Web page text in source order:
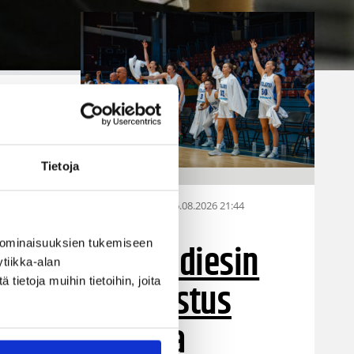
Tietoja
tukemiseen
alan
tietoja muihin tietoihin, joita
06.08.2026 21:44
Susiladiesin
puolustus
rautaa